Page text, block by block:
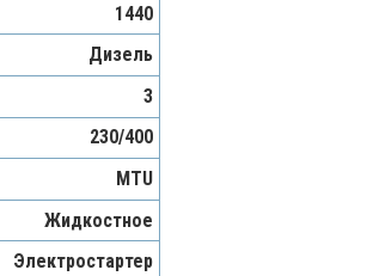
1440
Дизель
3
230/400
MTU
Жидкостное
Электростартер